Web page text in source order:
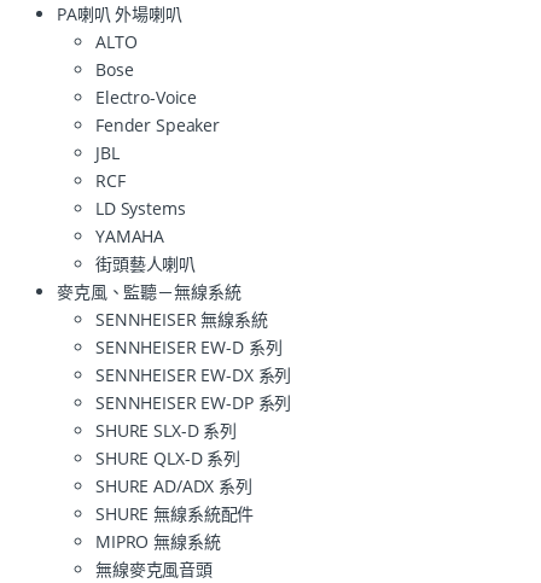
PA喇叭 外場喇叭
ALTO
Bose
Electro-Voice
Fender Speaker
JBL
RCF
LD Systems
YAMAHA
街頭藝人喇叭
麥克風、監聽－無線系統
SENNHEISER 無線系統
SENNHEISER EW-D 系列
SENNHEISER EW-DX 系列
SENNHEISER EW-DP 系列
SHURE SLX-D 系列
SHURE QLX-D 系列
SHURE AD/ADX 系列
SHURE 無線系統配件
MIPRO 無線系統
無線麥克風音頭